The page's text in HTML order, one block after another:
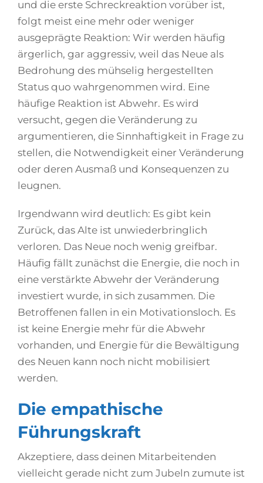
und die erste Schreckreaktion vorüber ist,
folgt meist eine mehr oder weniger
ausgeprägte Reaktion: Wir werden häufig
ärgerlich, gar aggressiv, weil das Neue als
Bedrohung des mühselig hergestellten
Status quo wahrgenommen wird. Eine
häufige Reaktion ist Abwehr. Es wird
versucht, gegen die Veränderung zu
argumentieren, die Sinnhaftigkeit in Frage zu
stellen, die Notwendigkeit einer Veränderung
oder deren Ausmaß und Konsequenzen zu
leugnen.
Irgendwann wird deutlich: Es gibt kein
Zurück, das Alte ist unwiederbringlich
verloren. Das Neue noch wenig greifbar.
Häufig fällt zunächst die Energie, die noch in
eine verstärkte Abwehr der Veränderung
investiert wurde, in sich zusammen. Die
Betroffenen fallen in ein Motivationsloch. Es
ist keine Energie mehr für die Abwehr
vorhanden, und Energie für die Bewältigung
des Neuen kann noch nicht mobilisiert
werden.
Die empathische
Führungskraft
Akzeptiere, dass deinen Mitarbeitenden
vielleicht gerade nicht zum Jubeln zumute ist